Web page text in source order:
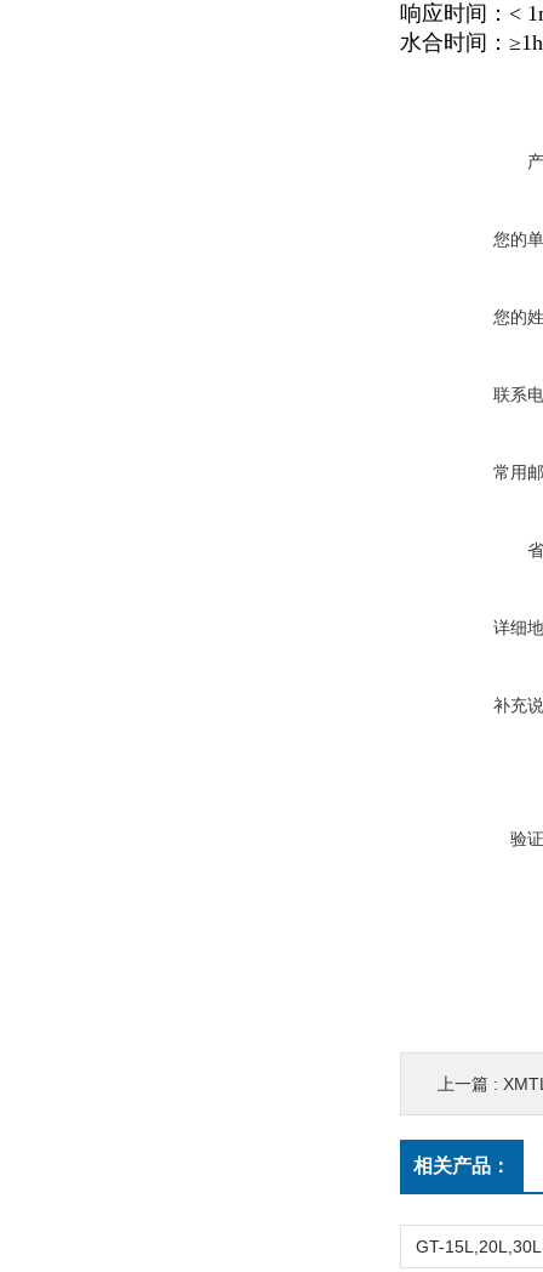
响应时间：<
水合时间：≥1h
您的
您的
联系
常用
详细
补充
验
上一篇 :
相关产品：